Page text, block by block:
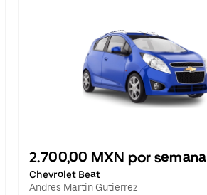
2.700,00 MXN por semana
Chevrolet Beat
Andres Martin Gutierrez